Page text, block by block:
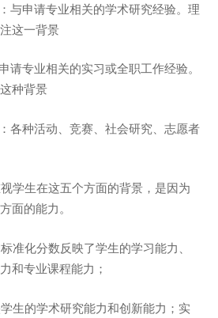
与申请专业相关的学术研究经验。理
这一背景
请专业相关的实习或全职工作经验。
种背景
各种活动、竞赛、社会研究、志愿者
学生在这五个方面的背景，是因为
面的能力。
准化分数反映了学生的学习能力、
和专业课程能力；
生的学术研究能力和创新能力；实